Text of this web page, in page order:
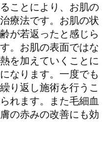
ことにより、お肌の
療法です。お肌の状
が若返ったと感じら
。お肌の表面ではな
を加えていくことに
なります。一度でも
り返し施術を行うこ
れます。また毛細血
の赤みの改善にも効